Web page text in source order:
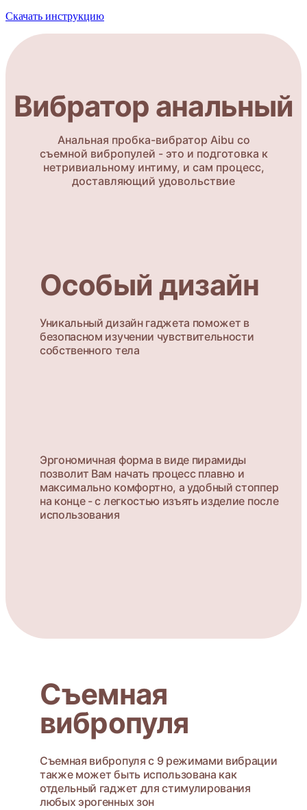
Скачать инструкцию
Вибратор анальный
Анальная пробка-вибратор Aibu со
съемной вибропулей - это и подготовка к
нетривиальному интиму, и сам процесс,
доставляющий удовольствие
Особый дизайн
Уникальный дизайн гаджета поможет в
безопасном изучении чувствительности
собственного тела
Эргономичная форма в виде пирамиды
позволит Вам начать процесс плавно и
максимально комфортно, а удобный стоппер
на конце - с легкостью изъять изделие после
использования
Съемная
вибропуля
Съемная вибропуля с 9 режимами вибрации
также может быть использована как
отдельный гаджет для стимулирования
любых эрогенных зон